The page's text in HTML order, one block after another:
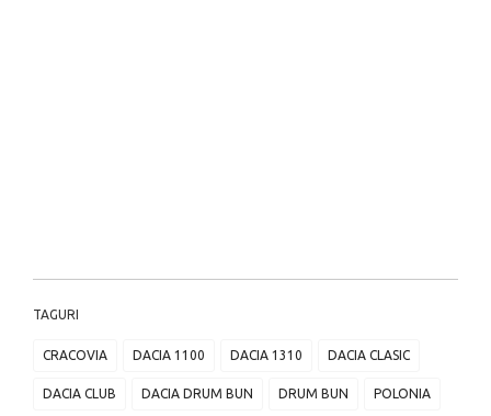
TAGURI
CRACOVIA DACIA 1100 DACIA 1310 DACIA CLASIC
DACIA CLUB DACIA DRUM BUN DRUM BUN POLONIA